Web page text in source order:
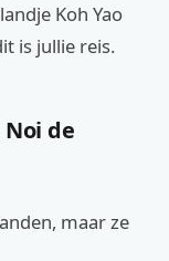
Koh Yao
is jullie reis.
de
maar ze